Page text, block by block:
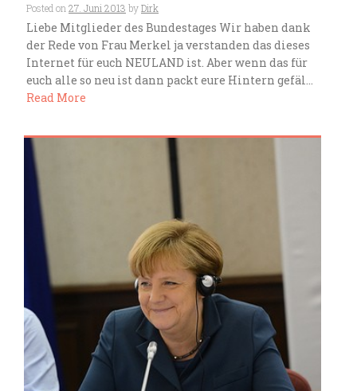
Posted on 27. Juni 2013 byDirk
Liebe Mitglieder des Bundestages Wir haben dank
der Rede von Frau Merkel ja verstanden das dieses
Internet für euch NEULAND ist. Aber wenn das für
euch alle so neu ist dann packt eure Hintern gefäl...
Read More